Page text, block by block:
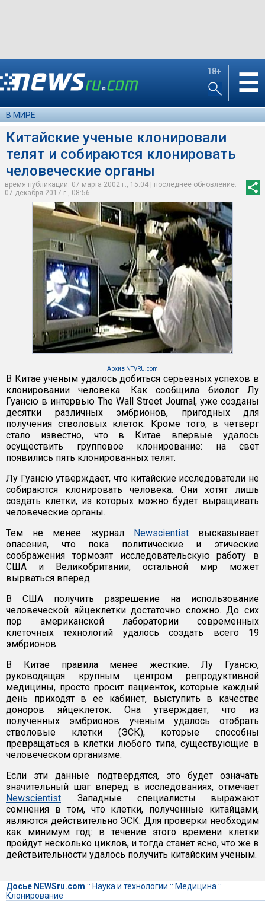
18+ ☰
В МИРЕ
Китайские ученые клонировали
телят и собираются клонировать
человеческие органы
время публикации: 07 марта 2002 г., 15:04 | последнее обновление:
07 декабря 2017 г., 08:56
Архив NTVRU.com
В Китае ученым удалось добиться серьезных успехов в
клонировании человека. Как сообщила биолог Лу
Гуансю в интервью The Wall Street Journal, уже созданы
десятки различных эмбрионов, пригодных для
получения стволовых клеток. Кроме того, в четверг
стало известно, что в Китае впервые удалось
осуществить групповое клонирование: на свет
появились пять клонированных телят.
Лу Гуансю утверждает, что китайские исследователи не
собираются клонировать человека. Они хотят лишь
создать клетки, из которых можно будет выращивать
человеческие органы.
Тем не менее журнал Newscientistвысказывает
опасения, что пока политические и этические
соображения тормозят исследовательскую работу в
США и Великобритании, остальной мир может
вырваться вперед.
В США получить разрешение на использование
человеческой яйцеклетки достаточно сложно. До сих
пор американской лаборатории современных
клеточных технологий удалось создать всего 19
эмбрионов.
В Китае правила менее жесткие. Лу Гуансю,
руководящая крупным центром репродуктивной
медицины, просто просит пациенток, которые каждый
день приходят в ее кабинет, выступить в качестве
доноров яйцеклеток. Она утверждает, что из
полученных эмбрионов ученым удалось отобрать
стволовые клетки (ЭСК), которые способны
превращаться в клетки любого типа, существующие в
человеческом организме.
Если эти данные подтвердятся, это будет означать
значительный шаг вперед в исследованиях, отмечает
Newscientist. Западные специалисты выражают
сомнения в том, что клетки, полученные китайцами,
являются действительно ЭСК. Для проверки необходим
как минимум год: в течение этого времени клетки
пройдут несколько циклов, и тогда станет ясно, что же в
действительности удалось получить китайским ученым.
Досье NEWSru.com :: Наука и технологии :: Медицина ::
Клонирование